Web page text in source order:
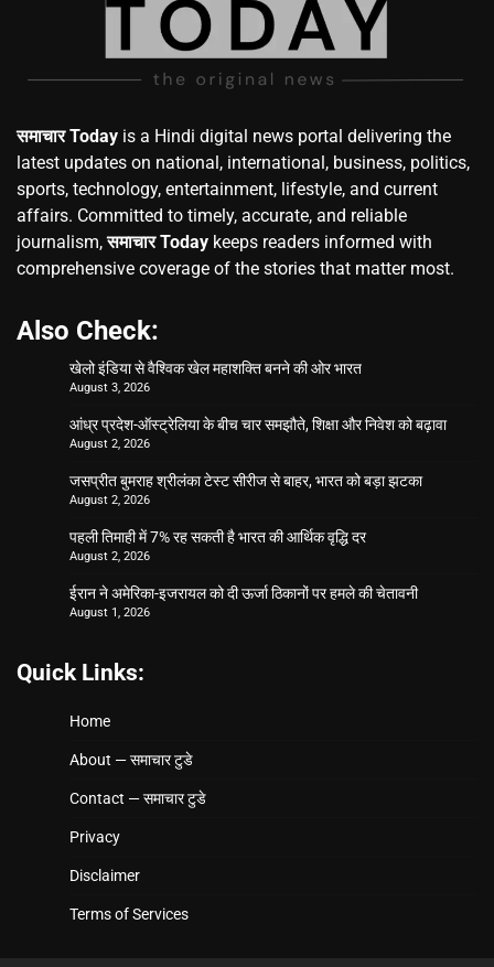
समाचार Today is a Hindi digital news portal delivering the
latest updates on national, international, business, politics,
sports, technology, entertainment, lifestyle, and current
affairs. Committed to timely, accurate, and reliable
journalism,समाचार Today keeps readers informed with
comprehensive coverage of the stories that matter most.
Also Check:
खेलो इंडिया से वैश्विक खेल महाशक्ति बनने की ओर भारत
August 3, 2026
आंध्र प्रदेश-ऑस्ट्रेलिया के बीच चार समझौते, शिक्षा और निवेश को बढ़ावा
August 2, 2026
जसप्रीत बुमराह श्रीलंका टेस्ट सीरीज से बाहर, भारत को बड़ा झटका
August 2, 2026
पहली तिमाही में 7% रह सकती है भारत की आर्थिक वृद्धि दर
August 2, 2026
ईरान ने अमेरिका-इजरायल को दी ऊर्जा ठिकानों पर हमले की चेतावनी
August 1, 2026
Quick Links:
Home
About — समाचार टुडे
Contact — समाचार टुडे
Privacy
Disclaimer
Terms of Services